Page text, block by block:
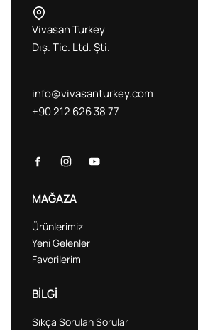
Vivasan Turkey
Dış. Tic. Ltd. Şti.
info@vivasanturkey.com
+90 212 626 38 77
MAĞAZA
Ürünlerimiz
Yeni Gelenler
Favorilerim
BİLGİ
Sıkça Sorulan Sorular